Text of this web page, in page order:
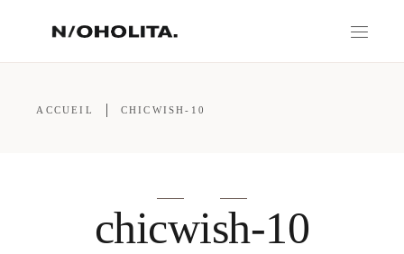
ACCUEIL CHICWISH-10
chicwish-10